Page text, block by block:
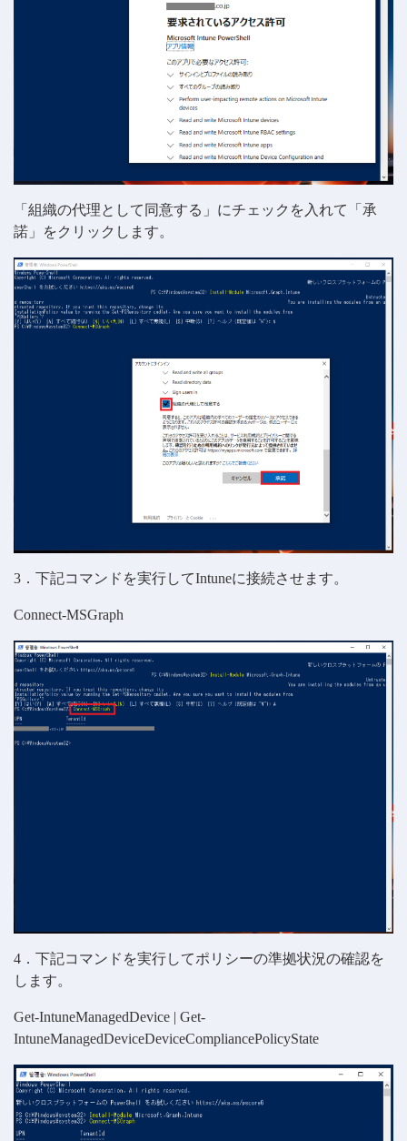
「組織の代理として同意する」にチェックを入れて「承
諾」をクリックします。
3．下記コマンドを実行してIntuneに接続させます。
Connect-MSGraph
4．下記コマンドを実行してポリシーの準拠状況の確認を
します。
Get-IntuneManagedDevice | Get-
IntuneManagedDeviceDeviceCompliancePolicyState